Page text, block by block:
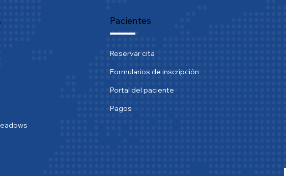
Pacientes
Reservar cita
Formularios de inscripción
Portal del paciente
Pagos